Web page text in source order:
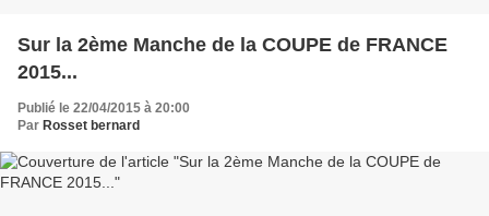
Sur la 2ème Manche de la COUPE de FRANCE
2015...
Publié le 22/04/2015 à 20:00
Par Rosset bernard